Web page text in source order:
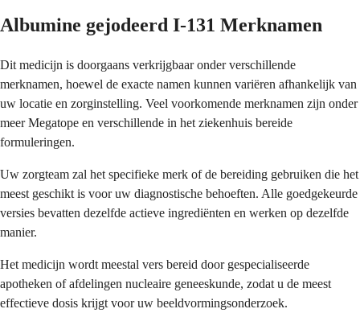
Albumine gejodeerd I-131 Merknamen
Dit medicijn is doorgaans verkrijgbaar onder verschillende
merknamen, hoewel de exacte namen kunnen variëren afhankelijk van
uw locatie en zorginstelling. Veel voorkomende merknamen zijn onder
meer Megatope en verschillende in het ziekenhuis bereide
formuleringen.
Uw zorgteam zal het specifieke merk of de bereiding gebruiken die het
meest geschikt is voor uw diagnostische behoeften. Alle goedgekeurde
versies bevatten dezelfde actieve ingrediënten en werken op dezelfde
manier.
Het medicijn wordt meestal vers bereid door gespecialiseerde
apotheken of afdelingen nucleaire geneeskunde, zodat u de meest
effectieve dosis krijgt voor uw beeldvormingsonderzoek.